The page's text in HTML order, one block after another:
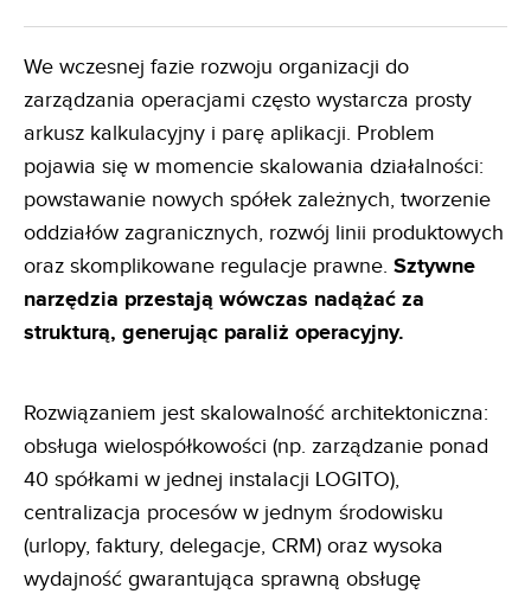
We wczesnej fazie rozwoju organizacji do
zarządzania operacjami często wystarcza prosty
arkusz kalkulacyjny i parę aplikacji. Problem
pojawia się w momencie skalowania działalności:
powstawanie nowych spółek zależnych, tworzenie
oddziałów zagranicznych, rozwój linii produktowych
oraz skomplikowane regulacje prawne. Sztywne
narzędzia przestają wówczas nadążać za
strukturą, generując paraliż operacyjny.
Rozwiązaniem jest skalowalność architektoniczna:
obsługa wielospółkowości (np. zarządzanie ponad
40 spółkami w jednej instalacji LOGITO),
centralizacja procesów w jednym środowisku
(urlopy, faktury, delegacje, CRM) oraz wysoka
wydajność gwarantująca sprawną obsługę